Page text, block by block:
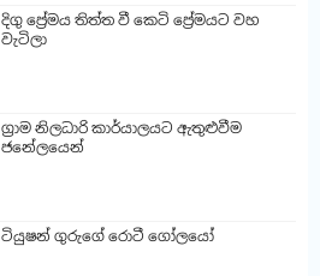
දිගු ප්‍රේමය තිත්ත වී කෙටි ප්‍රේමයට වහ
වැටිලා
ග්‍රාම නිලධාරි කාර්යාලයට ඇතුළුවීම
ජනේලයෙන්
ටියුෂන් ගුරුගේ රොටී ගෝලයෝ